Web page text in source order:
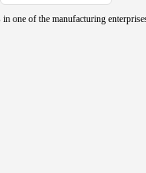
one of the manufacturing